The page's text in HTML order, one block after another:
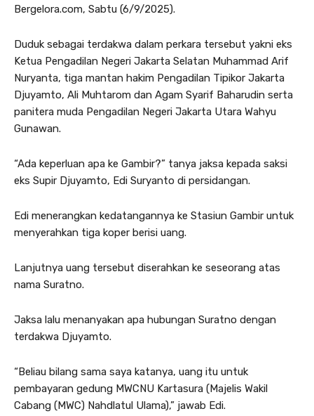
Bergelora.com, Sabtu (6/9/2025).
Duduk sebagai terdakwa dalam perkara tersebut yakni eks
Ketua Pengadilan Negeri Jakarta Selatan Muhammad Arif
Nuryanta, tiga mantan hakim Pengadilan Tipikor Jakarta
Djuyamto, Ali Muhtarom dan Agam Syarif Baharudin serta
panitera muda Pengadilan Negeri Jakarta Utara Wahyu
Gunawan.
“Ada keperluan apa ke Gambir?” tanya jaksa kepada saksi
eks Supir Djuyamto, Edi Suryanto di persidangan.
Edi menerangkan kedatangannya ke Stasiun Gambir untuk
menyerahkan tiga koper berisi uang.
Lanjutnya uang tersebut diserahkan ke seseorang atas
nama Suratno.
Jaksa lalu menanyakan apa hubungan Suratno dengan
terdakwa Djuyamto.
“Beliau bilang sama saya katanya, uang itu untuk
pembayaran gedung MWCNU Kartasura (Majelis Wakil
Cabang (MWC) Nahdlatul Ulama),” jawab Edi.